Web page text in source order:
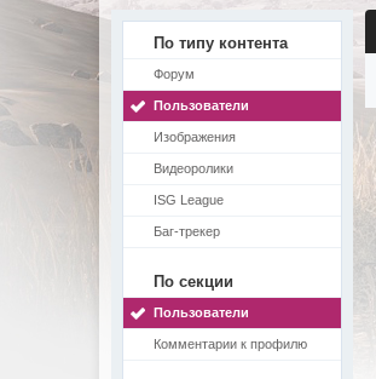
По типу контента
Форум
Пользователи
Изображения
Видеоролики
ISG League
Баг-трекер
По секции
Пользователи
Комментарии к профилю